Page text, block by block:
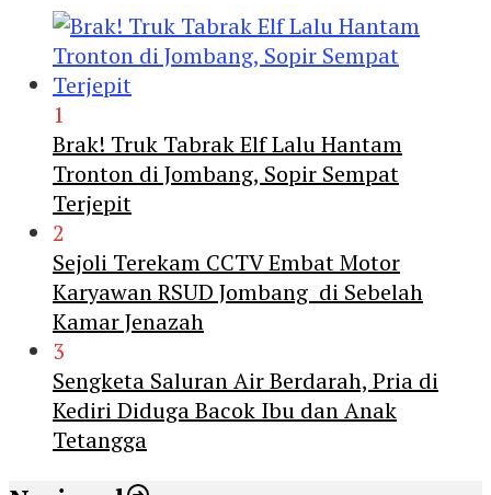
1
Brak! Truk Tabrak Elf Lalu Hantam
Tronton di Jombang, Sopir Sempat
Terjepit
2
Sejoli Terekam CCTV Embat Motor
Karyawan RSUD Jombang di Sebelah
Kamar Jenazah
3
Sengketa Saluran Air Berdarah, Pria di
Kediri Diduga Bacok Ibu dan Anak
Tetangga